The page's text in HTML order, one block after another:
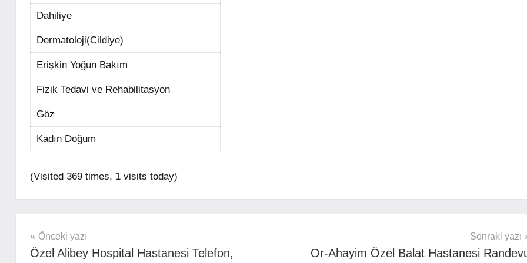
Dahiliye
Dermatoloji(Cildiye)
Erişkin Yoğun Bakım
Fizik Tedavi ve Rehabilitasyon
Göz
Kadın Doğum
(Visited 369 times, 1 visits today)
RANDEVU
Yazı
gezinmesi
Önceki yazı
Özel Alibey Hospital Hastanesi Telefon,
Sonraki yazı
Or-Ahayim Özel Balat Hastanesi